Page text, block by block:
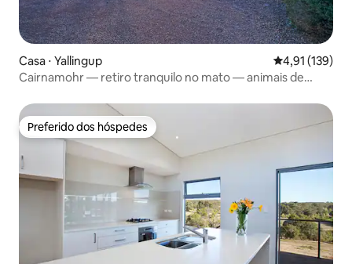
Casa ⋅ Yallingup 4,91 de uma
4,91 (139)
Cairnamohr — retiro tranquilo no mato — animais de
Preferido dos hóspedes
Preferido dos hóspedes